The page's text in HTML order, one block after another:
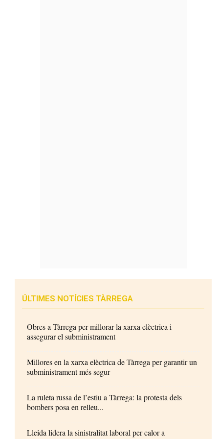
ÚLTIMES NOTÍCIES TÀRREGA
Obres a Tàrrega per millorar la xarxa elèctrica i
assegurar el subministrament
Millores en la xarxa elèctrica de Tàrrega per garantir un
subministrament més segur
La ruleta russa de l’estiu a Tàrrega: la protesta dels
bombers posa en relleu...
Lleida lidera la sinistralitat laboral per calor a